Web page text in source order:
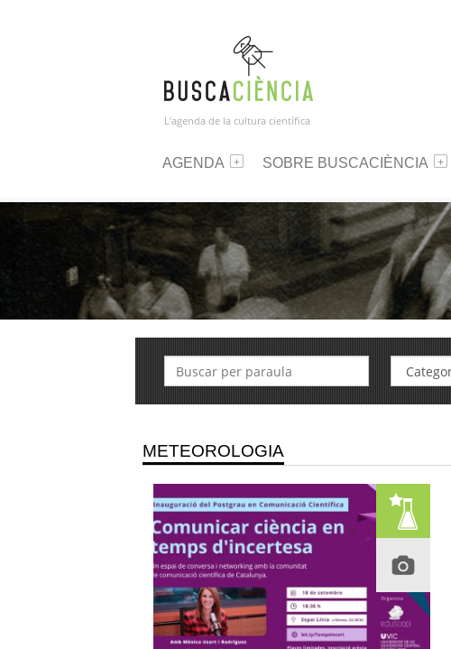
L’agenda de la cultura científica
AGENDA SOBRE BUSCACIÈNCIA
METEOROLOGIA